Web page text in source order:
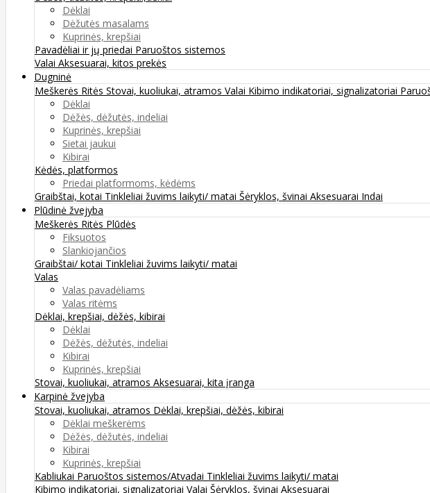
Dėklai
Dėžutės masalams
Kuprinės, krepšiai
Pavadėliai ir jų priedai Paruoštos sistemos
Valai Aksesuarai, kitos prekės
Dugninė
Meškerės Ritės Stovai, kuoliukai, atramos Valai Kibimo indikatoriai, signalizatoriai
Dėklai
Dėžės, dėžutės, indeliai
Kuprinės, krepšiai
Sietai jaukui
Kibirai
Kėdės, platformos
Priedai platformoms, kėdėms
Graibštai, kotai Tinkleliai žuvims laikyti/ matai Šėryklos, švinai Aksesuarai Indai
Plūdinė žvejyba
Meškerės Ritės Plūdės
Fiksuotos
Slankiojančios
Graibštai/ kotai Tinkleliai žuvims laikyti/ matai
Valas
Valas pavadėliams
Valas ritėms
Dėklai, krepšiai, dėžės, kibirai
Dėklai
Dėžės, dėžutės, indeliai
Kibirai
Kuprinės, krepšiai
Stovai, kuoliukai, atramos Aksesuarai, kita įranga
Karpinė žvejyba
Stovai, kuoliukai, atramos Dėklai, krepšiai, dėžės, kibirai
Dėklai meškerėms
Dėžės, dėžutės, indeliai
Kibirai
Kuprinės, krepšiai
Kabliukai Paruoštos sistemos/Atvadai Tinkleliai žuvims laikyti/ matai
Kibimo indikatoriai, signalizatoriai Valai Šėryklos, švinai Aksesuarai